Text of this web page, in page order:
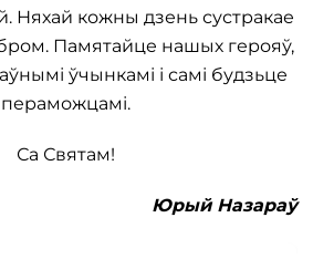
Няхай кожны дзень сустракае
Памятайце нашых герояў,
ўчынкамі і самі будзьце
пераможцамі.
Са Святам!
Юрый Назараў